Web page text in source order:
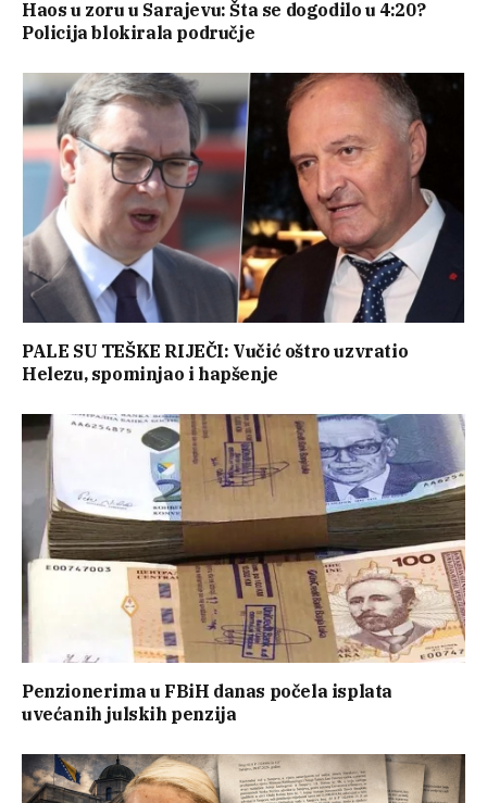
Haos u zoru u Sarajevu: Šta se dogodilo u 4:20?
Policija blokirala područje
PALE SU TEŠKE RIJEČI: Vučić oštro uzvratio
Helezu, spominjao i hapšenje
Penzionerima u FBiH danas počela isplata
uvećanih julskih penzija